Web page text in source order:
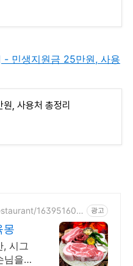
민생지원금 25만원, 사용
, 사용처 총정리
163951608
광고
몽
, 시그
님을